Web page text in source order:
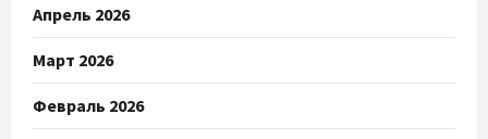
Апрель 2026
Март 2026
Февраль 2026